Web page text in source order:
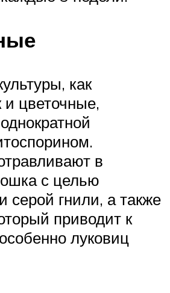
как
цветочные,
в
с целью
серой гнили, а также
приводит к
луковиц